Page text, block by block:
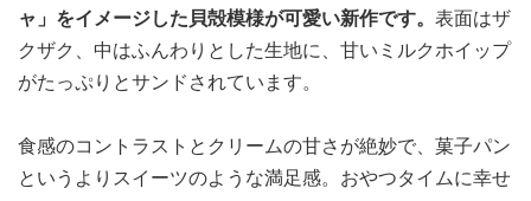
ャ」をイメージした貝殻模様が可愛い新作です。 表面はザ
クザク、中はふんわりとした生地に、甘いミルクホイップ
がたっぷりとサンドされています。
食感のコントラストとクリームの甘さが絶妙で、菓子パン
というよりスイーツのような満足感。おやつタイムに幸せ